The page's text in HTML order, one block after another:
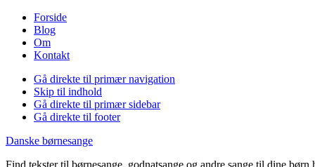
Forside
Blog
Om
Kontakt
Gå direkte til primær navigation
Skip til indhold
Gå direkte til primær sidebar
Gå direkte til footer
Danske børnesange
Find tekster til børnesange, godnatsange og andre sange til dine børn